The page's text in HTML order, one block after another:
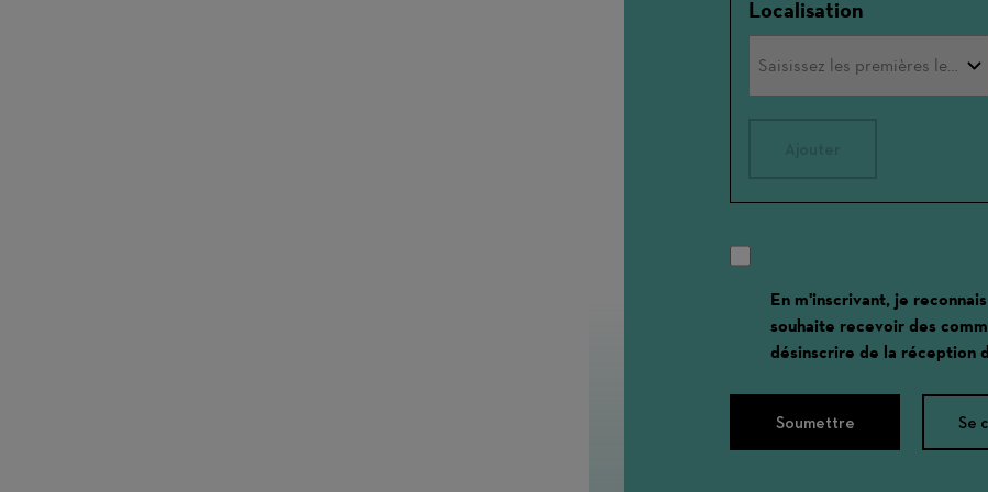
Localisation
En m'inscrivant, je
souhaite recevoir des
désinscrire de la réception
Soumettre Se